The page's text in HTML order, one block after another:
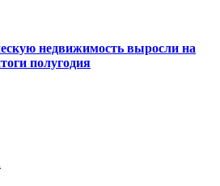
недвижимость выросли на
полугодия